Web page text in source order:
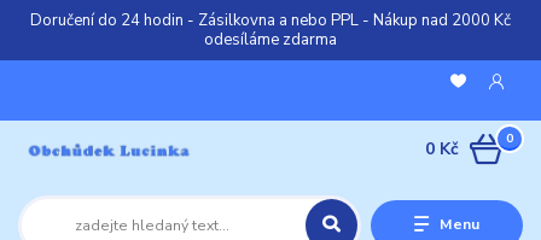
Doručení do 24 hodin - Zásilkovna a nebo PPL - Nákup nad 2000 Kč
odesíláme zdarma
Menu
0
0 Kč